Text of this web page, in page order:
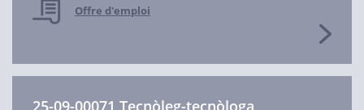
Offre d'emploi